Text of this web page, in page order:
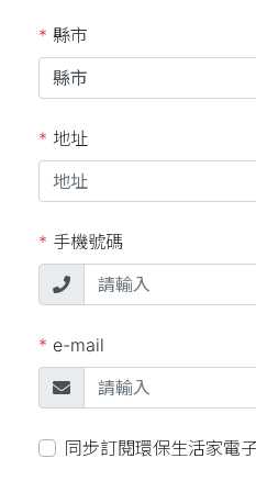
* 縣市
* 地址
* 手機號碼
* e-mail
同步訂閱環保生活家電